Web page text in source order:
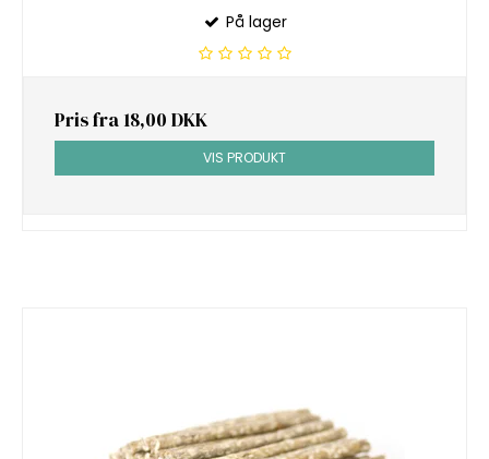
På lager
Pris fra 18,00 DKK
VIS PRODUKT